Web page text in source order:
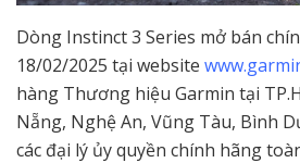
Dòng Instinct 3 Series mở bán
18/02/2025 tại website
hàng Thương hiệu Garmin tại
Nẵng, Nghệ An, Vũng Tàu, Bình
các đại lý ủy quyền chính hãng